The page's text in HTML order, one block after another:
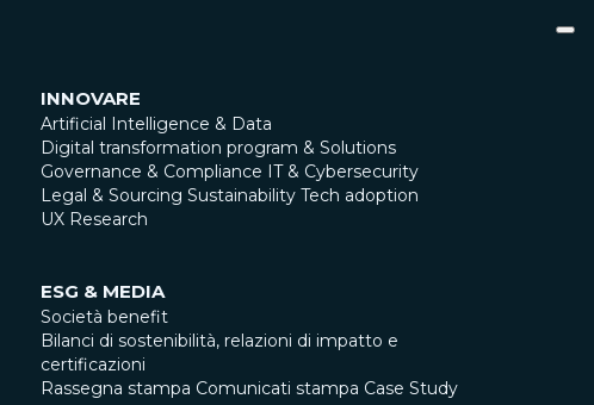
INNOVARE
Artificial Intelligence & Data
Digital transformation program & Solutions
Governance & Compliance IT & Cybersecurity
Legal & Sourcing Sustainability Tech adoption
UX Research
ESG & MEDIA
Società benefit
Bilanci di sostenibilità, relazioni di impatto e
certificazioni
Rassegna stampa Comunicati stampa Case Study